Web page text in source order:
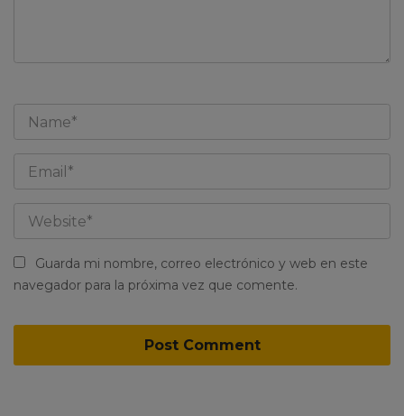
Guarda mi nombre, correo electrónico y web en este
navegador para la próxima vez que comente.